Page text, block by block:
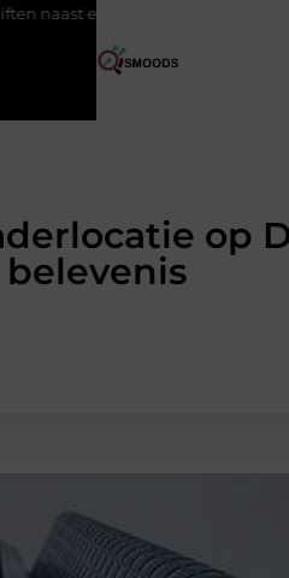
Voordelen van elektrische fietsen
op
belevenis